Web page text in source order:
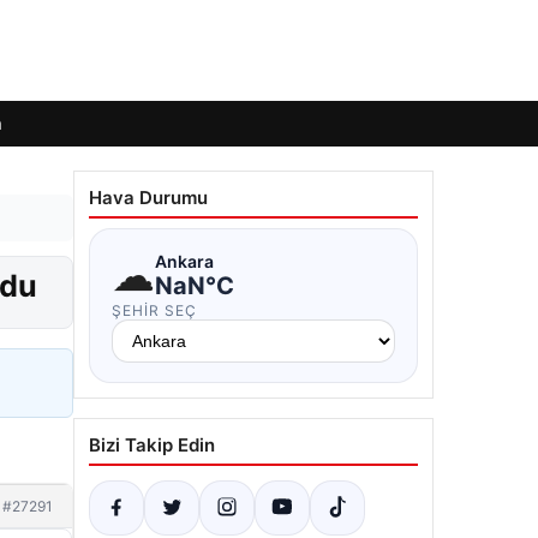
#27291
Hava Durumu
☁Ankara
NaN°C
ŞEHIR SEÇ
Bizi Takip Edin